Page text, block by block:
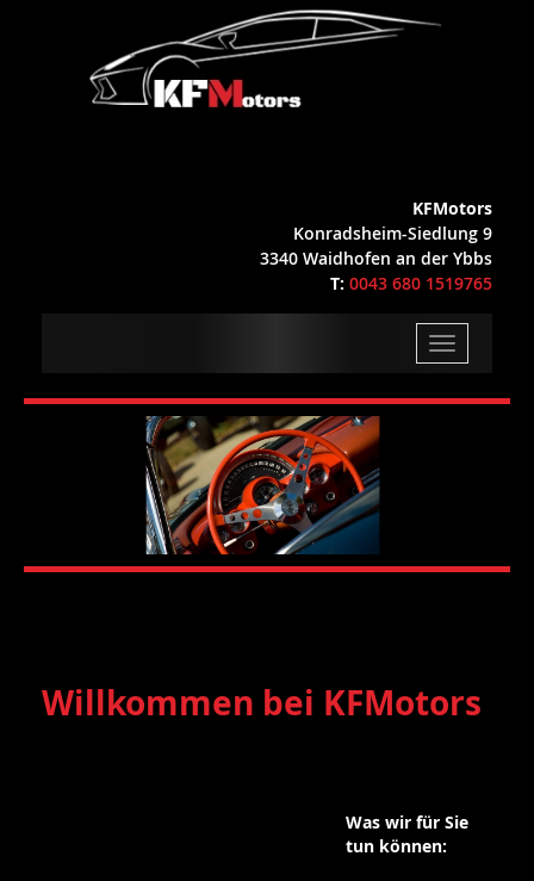
KFMotors
Konradsheim-Siedlung 9
3340 Waidhofen an der Ybbs
T: 0043 680 1519765
Toggle
navigation
Willkommen bei KFMotors
Was wir für Sie
tun können: